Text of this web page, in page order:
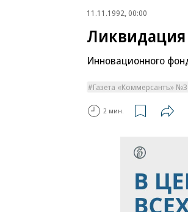
11.11.1992, 00:00
Инновационного
Газета «Коммерсантъ»
2 мин.